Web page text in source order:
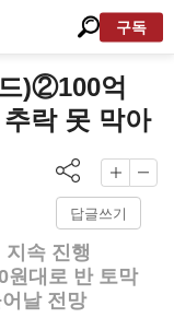
구독
)②100억
락 못 막아
답글쓰기
속 진행
원대로 반 토막
날 전망